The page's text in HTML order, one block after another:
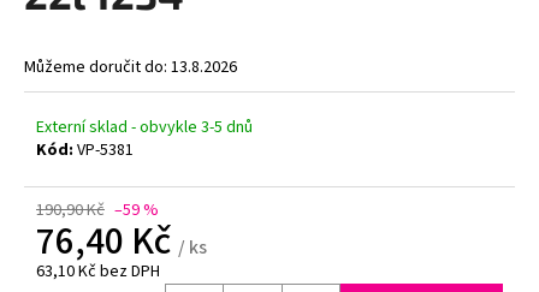
Můžeme doručit do: 13.8.2026
Externí sklad - obvykle 3-5 dnů
Kód: VP-5381
190,90 Kč –59 %
76,40 Kč / ks
63,10 Kč bez DPH
j
í
?
HLEDAT